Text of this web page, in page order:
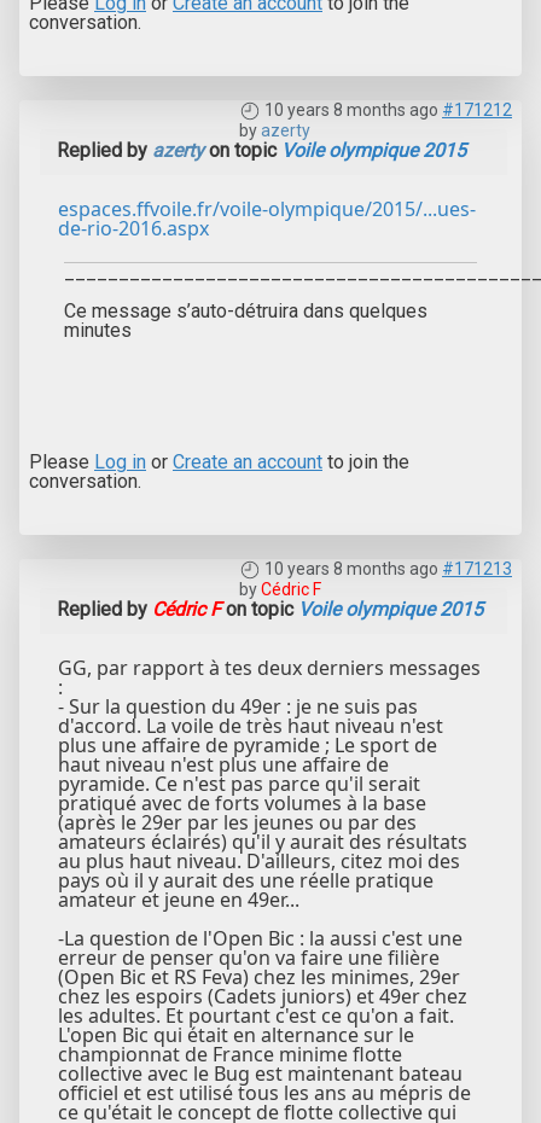
conversation.
10 years 8 months ago #171212
byazerty
Replied by azertyon topic Voile olympique 2015
espaces.ffvoile.fr/voile-olympique/2015/...ues-
de-rio-2016.aspx
Ce message s’auto-détruira dans quelques
minutes
Please Log in or Create an account to join the
conversation.
10 years 8 months ago #171213
byCédric F
Replied by Cédric Fon topic Voile olympique 2015
GG, par rapport à tes deux derniers messages
:
- Sur la question du 49er : je ne suis pas
d'accord. La voile de très haut niveau n'est
plus une affaire de pyramide ; Le sport de
haut niveau n'est plus une affaire de
pyramide. Ce n'est pas parce qu'il serait
pratiqué avec de forts volumes à la base
(après le 29er par les jeunes ou par des
amateurs éclairés) qu'il y aurait des résultats
au plus haut niveau. D'ailleurs, citez moi des
pays où il y aurait des une réelle pratique
amateur et jeune en 49er...
-La question de l'Open Bic : la aussi c'est une
erreur de penser qu'on va faire une filière
(Open Bic et RS Feva) chez les minimes, 29er
chez les espoirs (Cadets juniors) et 49er chez
les adultes. Et pourtant c'est ce qu'on a fait.
L'open Bic qui était en alternance sur le
championnat de France minime flotte
collective avec le Bug est maintenant bateau
officiel et est utilisé tous les ans au mépris de
ce qu'était le concept de flotte collective qui